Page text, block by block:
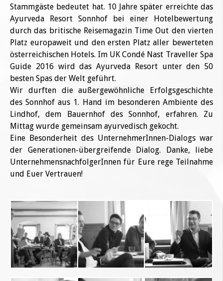
Stammgäste bedeutet hat. 10 Jahre später erreichte das
Ayurveda Resort Sonnhof bei einer Hotelbewertung
durch das britische Reisemagazin Time Out den vierten
Platz europaweit und den ersten Platz aller bewerteten
österreichischen Hotels. Im UK Condé Nast Traveller Spa
Guide 2016 wird das Ayurveda Resort unter den 50
besten Spas der Welt geführt.
Wir durften die außergewöhnliche Erfolgsgeschichte
des Sonnhof aus 1. Hand im besonderen Ambiente des
Lindhof, dem Bauernhof des Sonnhof, erfahren. Zu
Mittag wurde gemeinsam ayurvedisch gekocht.
Eine Besonderheit des UnternehmerInnen-Dialogs war
der Generationen-übergreifende Dialog. Danke, liebe
UnternehmensnachfolgerInnen für Eure rege Teilnahme
und Euer Vertrauen!